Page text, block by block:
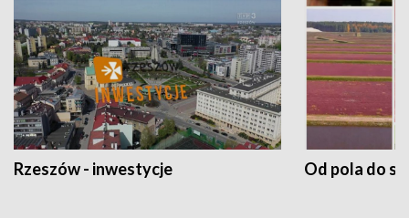
Rzeszów - inwestycje Od pola do